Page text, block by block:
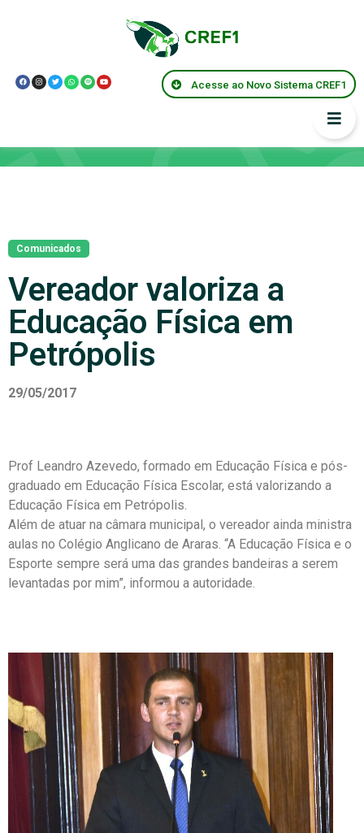
Acesse ao Novo Sistema CREF1
Comunicados
Vereador valoriza a
Educação Física em
Petrópolis
29/05/2017
Prof Leandro Azevedo, formado em Educação Física e pós-
graduado em Educação Física Escolar, está valorizando a
Educação Física em Petrópolis.
Além de atuar na câmara municipal, o vereador ainda ministra
aulas no Colégio Anglicano de Araras. “A Educação Física e o
Esporte sempre será uma das grandes bandeiras a serem
levantadas por mim”, informou a autoridade.